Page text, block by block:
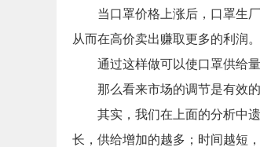
当口罩价格上涨后，口罩生
从而在高价卖出赚取更多的利润。
通过这样做可以使口罩供给
那么看来市场的调节是有效
其实，我们在上面的分析中
长，供给增加的越多；时间越短